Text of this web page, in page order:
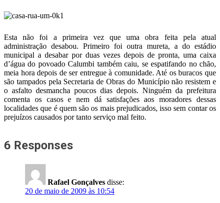
Esta não foi a primeira vez que uma obra feita pela atual
administração desabou. Primeiro foi outra mureta, a do estádio
municipal a desabar por duas vezes depois de pronta, uma caixa
d’água do povoado Calumbi também caiu, se espatifando no chão,
meia hora depois de ser entregue à comunidade. Até os buracos que
são tampados pela Secretaria de Obras do Município não resistem e
o asfalto desmancha poucos dias depois. Ninguém da prefeitura
comenta os casos e nem dá satisfações aos moradores dessas
localidades que é quem são os mais prejudicados, isso sem contar os
prejuízos causados por tanto serviço mal feito.
6 Responses
Rafael Gonçalves disse:
20 de maio de 2009 às 10:54